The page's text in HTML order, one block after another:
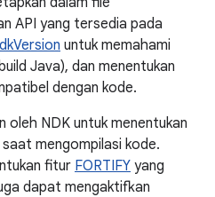
API yang tersedia pada
untuk memahami
Java), dan menentukan
dengan kode.
oleh NDK untuk menentukan
mengompilasi kode.
fitur FORTIFY yang
dapat mengaktifkan